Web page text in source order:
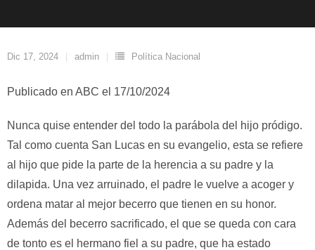
Dic 17, 2024 admin Política Nacional
Publicado en ABC el 17/10/2024
Nunca quise entender del todo la parábola del hijo pródigo.
Tal como cuenta San Lucas en su evangelio, esta se refiere
al hijo que pide la parte de la herencia a su padre y la
dilapida. Una vez arruinado, el padre le vuelve a acoger y
ordena matar al mejor becerro que tienen en su honor.
Además del becerro sacrificado, el que se queda con cara
de tonto es el hermano fiel a su padre, que ha estado